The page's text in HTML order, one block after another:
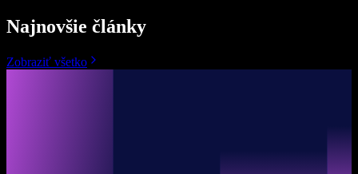
Najnovšie články
Zobraziť všetko